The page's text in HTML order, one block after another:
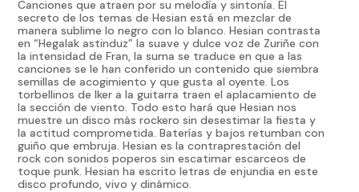
Canciones que atraen por su melodía y sintonía. El
secreto de los temas de Hesian está en mezclar de
manera sublime lo negro con lo blanco. Hesian contrasta
en “Hegalak astinduz” la suave y dulce voz de Zuriñe con
la intensidad de Fran, la suma se traduce en que a las
canciones se le han conferido un contenido que siembra
semillas de acogimiento y que gusta al oyente. Los
torbellinos de Iker a la guitarra traen el aplacamiento de
la sección de viento. Todo esto hará que Hesian nos
muestre un disco más rockero sin desestimar la fiesta y
la actitud comprometida. Baterías y bajos retumban con
guiño que embruja. Hesian es la contraprestación del
rock con sonidos poperos sin escatimar escarceos de
toque punk. Hesian ha escrito letras de enjundia en este
disco profundo, vivo y dinámico.